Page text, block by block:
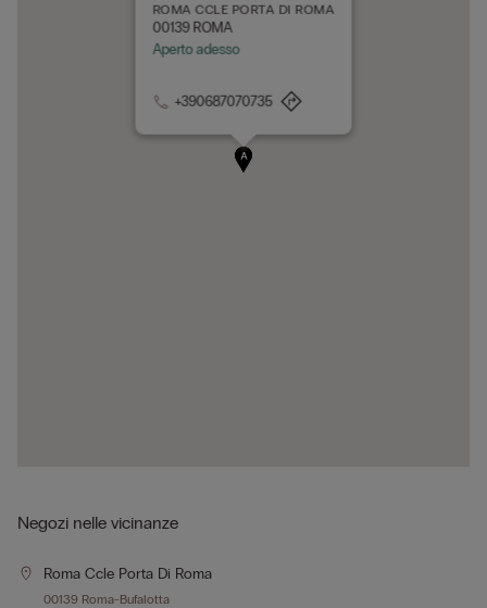
A
ROMA CCLE PORTA DI ROMA
00139 ROMA
Aperto adesso
+390687070735
Negozi nelle vicinanze
Roma Ccle Porta Di Roma
00139 Roma-Bufalotta